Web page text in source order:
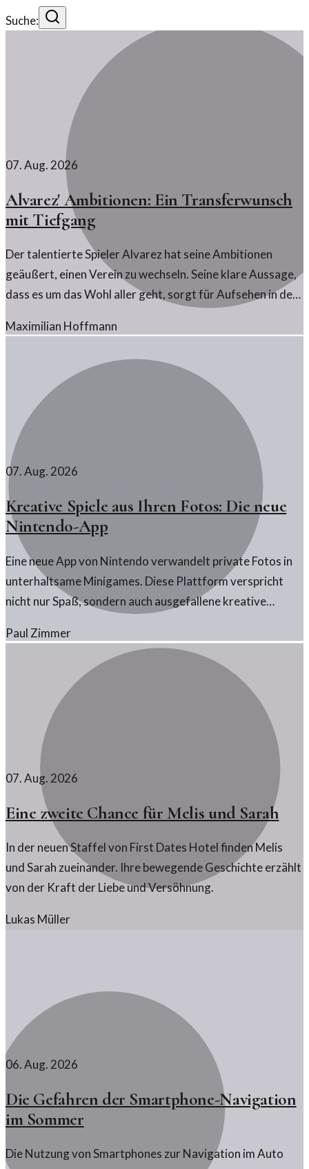
Suche:
07. Aug. 2026
Alvarez' Ambitionen: Ein Transferwunsch
mit Tiefgang
Der talentierte Spieler Alvarez hat seine Ambitionen
geäußert, einen Verein zu wechseln. Seine klare Aussage,
dass es um das Wohl aller geht, sorgt für Aufsehen in der
Maximilian Hoffmann
07. Aug. 2026
Kreative Spiele aus Ihren Fotos: Die neue
Nintendo-App
Eine neue App von Nintendo verwandelt private Fotos in
unterhaltsame Minigames. Diese Plattform verspricht
nicht nur Spaß, sondern auch ausgefallene kreative
Paul Zimmer
07. Aug. 2026
Eine zweite Chance für Melis und Sarah
In der neuen Staffel von First Dates Hotel finden Melis
und Sarah zueinander. Ihre bewegende Geschichte erzählt
von der Kraft der Liebe und Versöhnung.
Lukas Müller
06. Aug. 2026
Die Gefahren der Smartphone-Navigation
im Sommer
Die Nutzung von Smartphones zur Navigation im Auto